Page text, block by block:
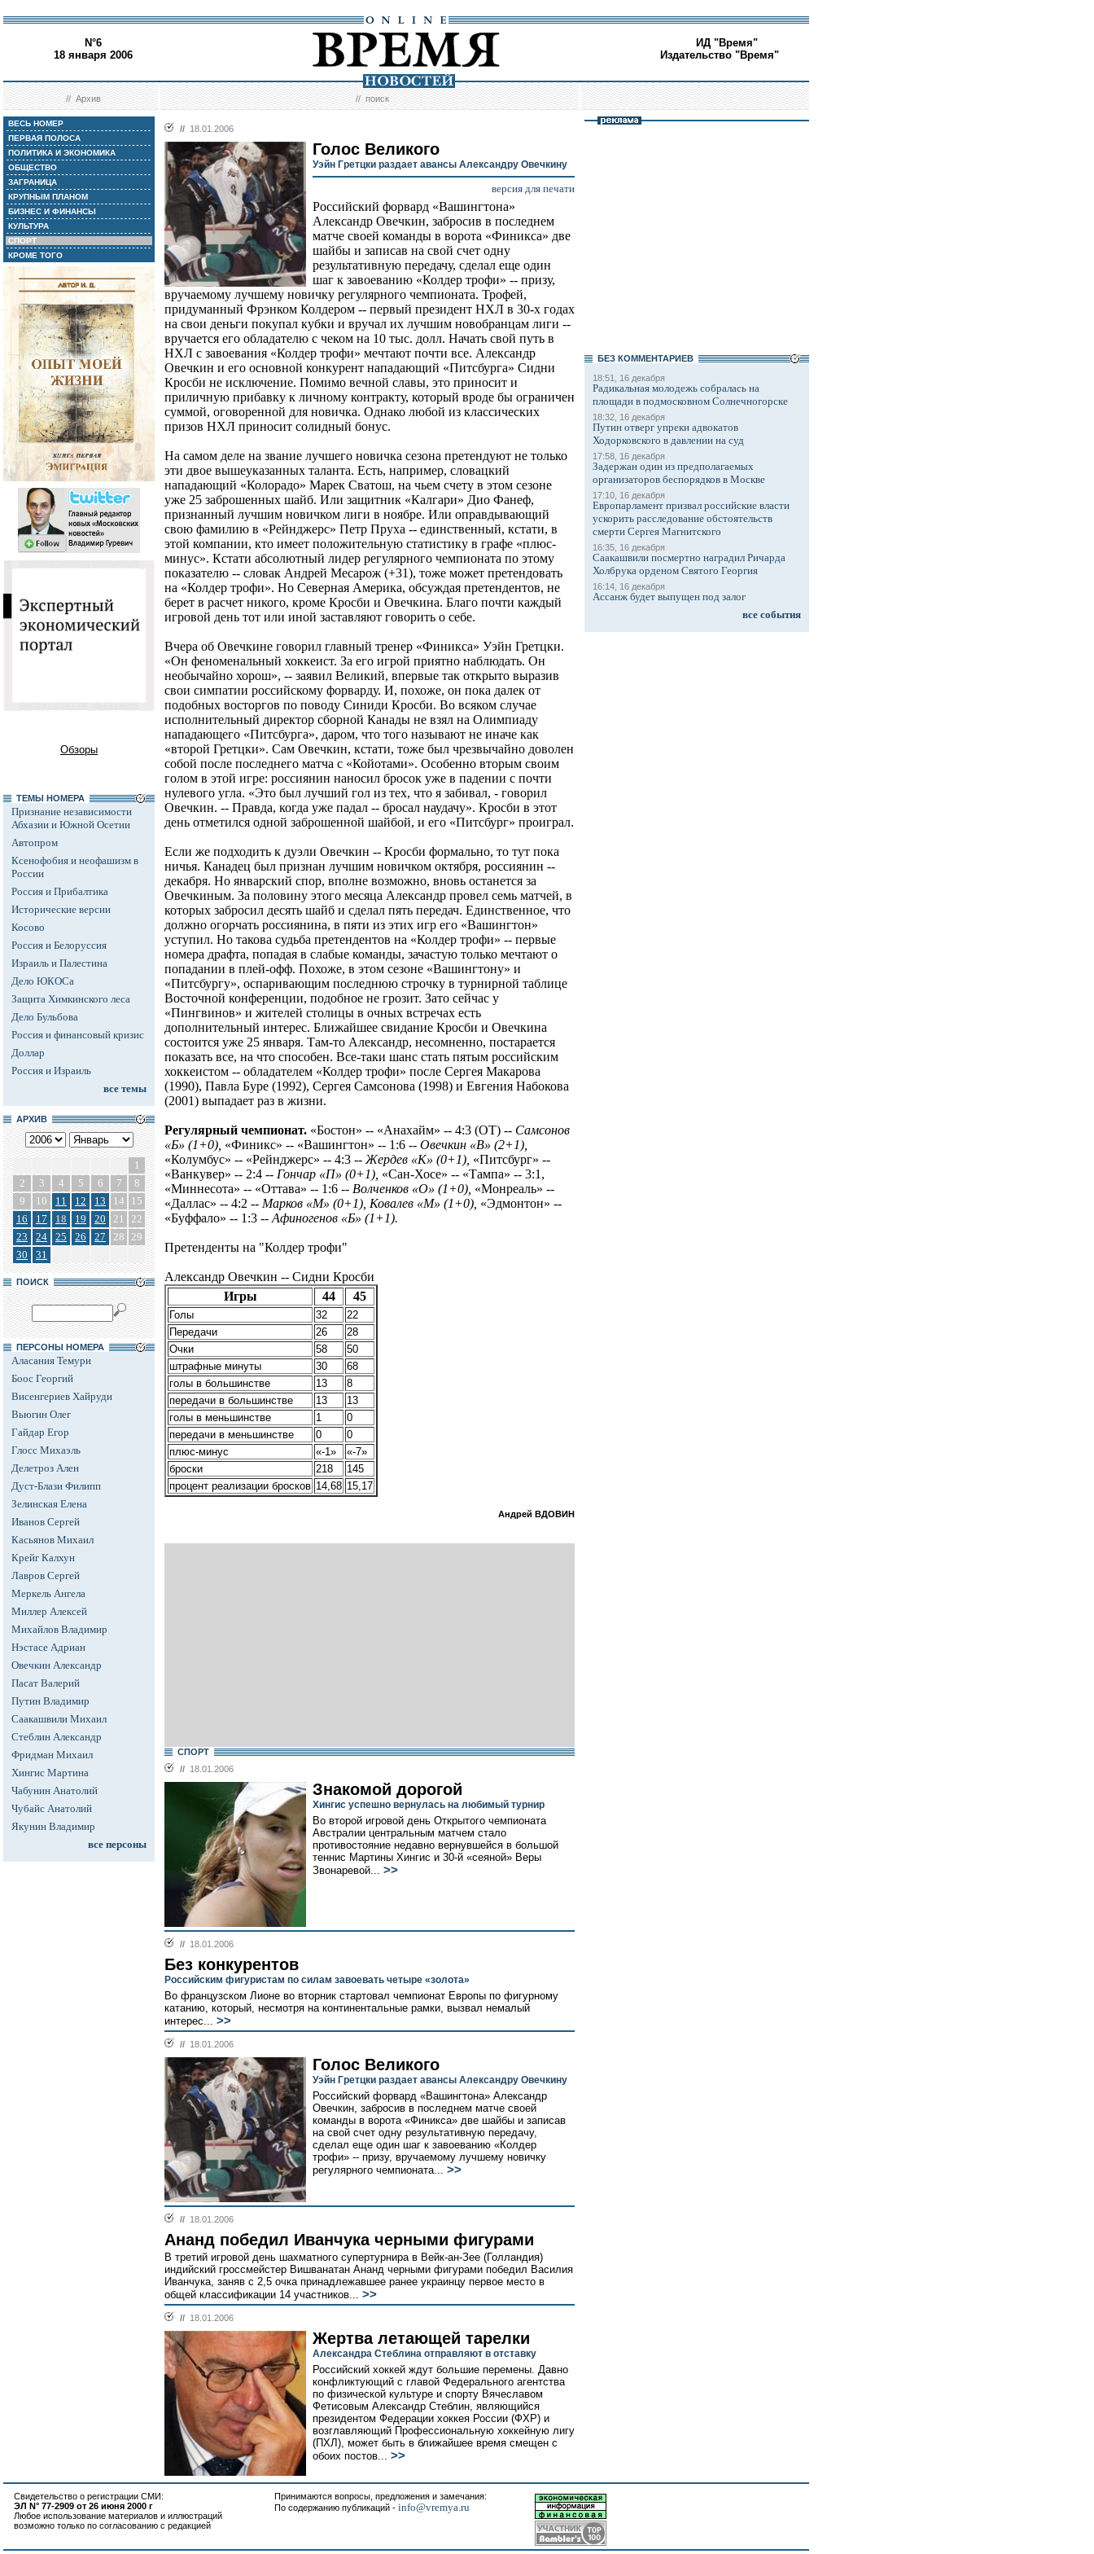
N°6
18 января 2006
ИД "Время"
Издательство "Время"
//Архив //поиск
ВЕСЬ НОМЕР
ПЕРВАЯ ПОЛОСА
ПОЛИТИКА И ЭКОНОМИКА
ОБЩЕСТВО
ЗАГРАНИЦА
КРУПНЫМ ПЛАНОМ
БИЗНЕС И ФИНАНСЫ
КУЛЬТУРА
СПОРТ
КРОМЕ ТОГО
Обзоры
ТЕМЫ НОМЕРА
Признание независимости
Абхазии и Южной Осетии
Автопром
Ксенофобия и неофашизм в
России
Россия и Прибалтика
Исторические версии
Косово
Россия и Белоруссия
Израиль и Палестина
Дело ЮКОСа
Защита Химкинского леса
Дело Бульбова
Россия и финансовый кризис
Доллар
Россия и Израиль
все темы
АРХИВ
1
2
3 4 5 6 7
8
9
10 11 12 13 14
15
16
17 18 19 20 21
22
23
24 25 26 27 28 29
30
31
ПОИСК
ПЕРСОНЫ НОМЕРА
Аласания Темури
Боос Георгий
Висенгериев Хайруди
Вьюгин Олег
Гайдар Егор
Глосс Михаэль
Делетроз Ален
Дуст-Блази Филипп
Зелинская Елена
Иванов Сергей
Касьянов Михаил
Крейг Калхун
Лавров Сергей
Меркель Ангела
Миллер Алексей
Михайлов Владимир
Нэстасе Адриан
Овечкин Александр
Пасат Валерий
Путин Владимир
Саакашвили Михаил
Стеблин Александр
Фридман Михаил
Хингис Мартина
Чабунин Анатолий
Чубайс Анатолий
Якунин Владимир
все персоны
// 18.01.2006
Голос Великого
Уэйн Гретцки раздает авансы Александру Овечкину
версия для печати
Российский форвард «Вашингтона»
Александр Овечкин, забросив в последнем
матче своей команды в ворота «Финикса» две
шайбы и записав на свой счет одну
результативную передачу, сделал еще один
шаг к завоеванию «Колдер трофи» -- призу,
вручаемому лучшему новичку регулярного чемпионата. Трофей,
придуманный Фрэнком Колдером -- первый президент НХЛ в 30-х годах
на свои деньги покупал кубки и вручал их лучшим новобранцам лиги --
вручается его обладателю с чеком на 10 тыс. долл. Начать свой путь в
НХЛ с завоевания «Колдер трофи» мечтают почти все. Александр
Овечкин и его основной конкурент нападающий «Питсбурга» Сидни
Кросби не исключение. Помимо вечной славы, это приносит и
приличную прибавку к личному контракту, который вроде бы ограничен
суммой, оговоренной для новичка. Однако любой из классических
призов НХЛ приносит солидный бонус.
На самом деле на звание лучшего новичка сезона претендуют не только
эти двое вышеуказанных таланта. Есть, например, словацкий
нападающий «Колорадо» Марек Сватош, на чьем счету в этом сезоне
уже 25 заброшенных шайб. Или защитник «Калгари» Дио Фанеф,
признанный лучшим новичком лиги в ноябре. Или оправдывающий
свою фамилию в «Рейнджерс» Петр Пруха -- единственный, кстати, в
этой компании, кто имеет положительную статистику в графе «плюс-
минус». Кстати абсолютный лидер регулярного чемпионата по этому
показателю -- словак Андрей Месарож (+31), тоже может претендовать
на «Колдер трофи». Но Северная Америка, обсуждая претендентов, не
берет в расчет никого, кроме Кросби и Овечкина. Благо почти каждый
игровой день тот или иной заставляют говорить о себе.
Вчера об Овечкине говорил главный тренер «Финикса» Уэйн Гретцки.
«Он феноменальный хоккеист. За его игрой приятно наблюдать. Он
необычайно хорош», -- заявил Великий, впервые так открыто выразив
свои симпатии российскому форварду. И, похоже, он пока далек от
подобных восторгов по поводу Синиди Кросби. Во всяком случае
исполнительный директор сборной Канады не взял на Олимпиаду
нападающего «Питсбурга», даром, что того называют не иначе как
«второй Гретцки». Сам Овечкин, кстати, тоже был чрезвычайно доволен
собой после последнего матча с «Койотами». Особенно вторым своим
голом в этой игре: россиянин наносил бросок уже в падении с почти
нулевого угла. «Это был лучший гол из тех, что я забивал, - говорил
Овечкин. -- Правда, когда уже падал -- бросал наудачу». Кросби в этот
день отметился одной заброшенной шайбой, и его «Питсбург» проиграл.
Если же подходить к дуэли Овечкин -- Кросби формально, то тут пока
ничья. Канадец был признан лучшим новичком октября, россиянин --
декабря. Но январский спор, вполне возможно, вновь останется за
Овечкиным. За половину этого месяца Александр провел семь матчей, в
которых забросил десять шайб и сделал пять передач. Единственное, что
должно огорчать россиянина, в пяти из этих игр его «Вашингтон»
уступил. Но такова судьба претендентов на «Колдер трофи» -- первые
номера драфта, попадая в слабые команды, зачастую только мечтают о
попадании в плей-офф. Похоже, в этом сезоне «Вашингтону» и
«Питсбургу», оспаривающим последнюю строчку в турнирной таблице
Восточной конференции, подобное не грозит. Зато сейчас у
«Пингвинов» и жителей столицы в очных встречах есть
дополнительный интерес. Ближайшее свидание Кросби и Овечкина
состоится уже 25 января. Там-то Александр, несомненно, постарается
показать все, на что способен. Все-таки шанс стать пятым российским
хоккеистом -- обладателем «Колдер трофи» после Сергея Макарова
(1990), Павла Буре (1992), Сергея Самсонова (1998) и Евгения Набокова
(2001) выпадает раз в жизни.
Регулярный чемпионат. «Бостон» -- «Анахайм» -- 4:3 (ОТ) -- Самсонов
«Б» (1+0), «Финикс» -- «Вашингтон» -- 1:6 -- Овечкин «В» (2+1),
«Колумбус» -- «Рейнджерс» -- 4:3 -- Жердев «К» (0+1), «Питсбург» --
«Ванкувер» -- 2:4 -- Гончар «П» (0+1), «Сан-Хосе» -- «Тампа» -- 3:1,
«Миннесота» -- «Оттава» -- 1:6 -- Волченков «О» (1+0), «Монреаль» --
«Даллас» -- 4:2 -- Марков «М» (0+1), Ковалев «М» (1+0), «Эдмонтон» --
«Буффало» -- 1:3 -- Афиногенов «Б» (1+1).
Претенденты на "Колдер трофи"
Александр Овечкин -- Сидни Кросби
Игры
44 45
Голы 32
22
Передачи
26
28
Очки
58
50
штрафные минуты
30
68
голы в большинстве
13
8
передачи в большинстве
13
13
голы в меньшинстве
1
0
передачи в меньшинстве
0
0
плюс-минус
«-1»
«-7»
броски
218
145
процент реализации бросков 14,68 15,17
Андрей ВДОВИН
СПОРТ
// 18.01.2006
Знакомой дорогой
Хингис успешно вернулась на любимый турнир
Во второй игровой день Открытого чемпионата
Австралии центральным матчем стало
противостояние недавно вернувшейся в большой
теннис Мартины Хингис и 30-й «сеяной» Веры
Звонаревой... >>
// 18.01.2006
Без конкурентов
Российским фигуристам по силам завоевать четыре «золота»
Во французском Лионе во вторник стартовал чемпионат Европы по фигурному
катанию, который, несмотря на континентальные рамки, вызвал немалый
интерес... >>
// 18.01.2006
Голос Великого
Уэйн Гретцки раздает авансы Александру Овечкину
Российский форвард «Вашингтона» Александр
Овечкин, забросив в последнем матче своей
команды в ворота «Финикса» две шайбы и записав
на свой счет одну результативную передачу,
сделал еще один шаг к завоеванию «Колдер
трофи» -- призу, вручаемому лучшему новичку
регулярного чемпионата... >>
// 18.01.2006
Ананд победил Иванчука черными фигурами
В третий игровой день шахматного супертурнира в Вейк-ан-Зее (Голландия)
индийский гроссмейстер Вишванатан Ананд черными фигурами победил Василия
Иванчука, заняв с 2,5 очка принадлежавшее ранее украинцу первое место в
общей классификации 14 участников... >>
// 18.01.2006
Жертва летающей тарелки
Александра Стеблина отправляют в отставку
Российский хоккей ждут большие перемены. Давно
конфликтующий с главой Федерального агентства
по физической культуре и спорту Вячеславом
Фетисовым Александр Стеблин, являющийся
президентом Федерации хоккея России (ФХР) и
возглавляющий Профессиональную хоккейную лигу
(ПХЛ), может быть в ближайшее время смещен с
обоих постов... >>
БЕЗ КОМMЕНТАРИЕВ
18:51, 16 декабря
Радикальная молодежь собралась на
площади в подмосковном Солнечногорске
18:32, 16 декабря
Путин отверг упреки адвокатов
Ходорковского в давлении на суд
17:58, 16 декабря
Задержан один из предполагаемых
организаторов беспорядков в Москве
17:10, 16 декабря
Европарламент призвал российские власти
ускорить расследование обстоятельств
смерти Сергея Магнитского
16:35, 16 декабря
Саакашвили посмертно наградил Ричарда
Холбрука орденом Святого Георгия
16:14, 16 декабря
Ассанж будет выпущен под залог
все события
Свидетельство о регистрации СМИ:
ЭЛ N° 77-2909 от 26 июня 2000 г
Любое использование материалов и иллюстраций
возможно только по согласованию с редакцией
Принимаются вопросы, предложения и замечания:
По содержанию публикаций - info@vremya.ru